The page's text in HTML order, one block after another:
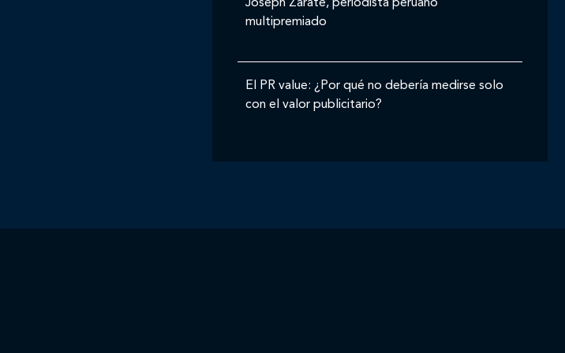
Joseph Zárate, periodista peruano
multipremiado
El PR value: ¿Por qué no debería medirse solo
con el valor publicitario?